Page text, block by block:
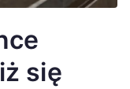
się